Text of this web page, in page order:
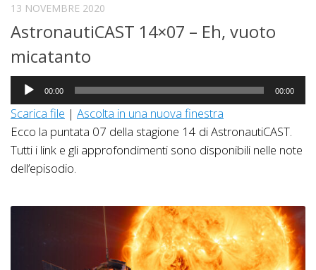
13 NOVEMBRE 2020
AstronautiCAST 14×07 – Eh, vuoto
micatanto
Audio
Player
00:00 00:00
Scarica file | Ascolta in una nuova finestra
Ecco la puntata 07 della stagione 14 di AstronautiCAST.
Tutti i link e gli approfondimenti sono disponibili nelle note
dell’episodio.